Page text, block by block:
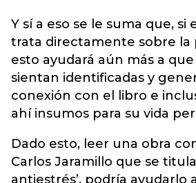
Y sí a eso se le suma que, si
trata directamente sobre la
esto ayudará aún más a
sientan identificadas y
conexión con el libro e
ahí insumos para su vida
Dado esto, leer una obra
Carlos Jaramillo que se
antiestrés’, podría ayudarlo